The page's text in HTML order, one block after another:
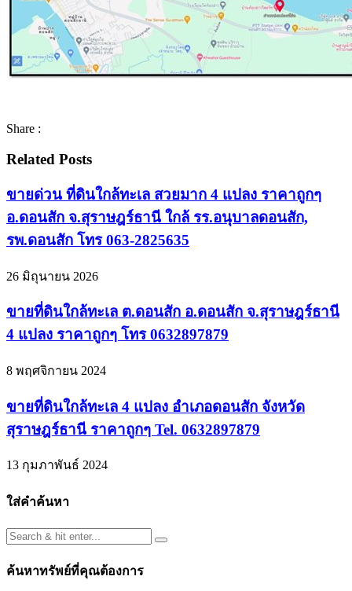
Share :
Related Posts
ขายด่วน ที่ดินใกล้ทะเล สวยมาก 4 แปลง ราคาถูกๆ
อ.ดอนสัก จ.สุราษฎร์ธานี ใกล้ รร.อนุบาลดอนสัก,
รพ.ดอนสัก โทร 063-2825635
26 มิถุนายน 2026
ขายที่ดินใกล้ทะเล ต.ดอนสัก อ.ดอนสัก จ.สุราษฎร์ธานี
4 แปลง ราคาถูกๆ โทร 0632897879
8 พฤศจิกายน 2024
ขายที่ดินใกล้ทะเล 4 แปลง อำเภอดอนสัก จังหวัด
สุราษฎร์ธานี ราคาถูกๆ Tel. 0632897879
13 กุมภาพันธ์ 2024
ใส่คำค้นหา
ค้นหาทรัพย์ที่คุณต้องการ